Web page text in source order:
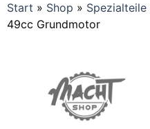
Start » Shop » Spezialteile
49cc Grundmotor